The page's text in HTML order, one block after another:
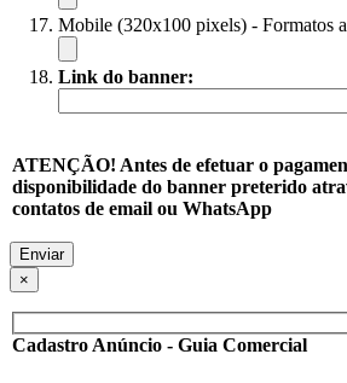
Mobile (320x100 pixels) - Formatos
Link do banner:
ATENÇÃO! Antes de efetuar o
disponibilidade do banner preterido
contatos de email ou WhatsApp
×
Cadastro Anúncio - Guia Comercial